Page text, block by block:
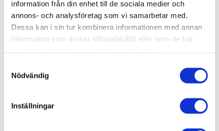
information från din enhet till de sociala medier och
annons- och analysföretag som vi samarbetar med.
Dessa kan i sin tur kombinera informationen med annan
information som du har tillhandahållit eller som de har
Nödvändig
Inställningar
Du